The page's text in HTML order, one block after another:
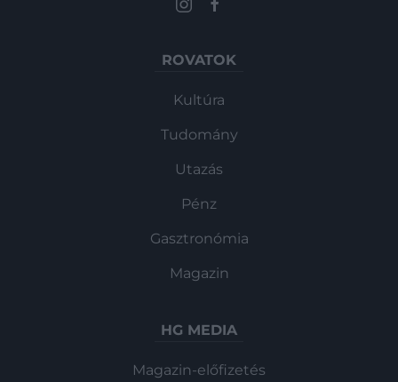
ROVATOK
Kultúra
Tudomány
Utazás
Pénz
Gasztronómia
Magazin
HG MEDIA
Magazin-előfizetés